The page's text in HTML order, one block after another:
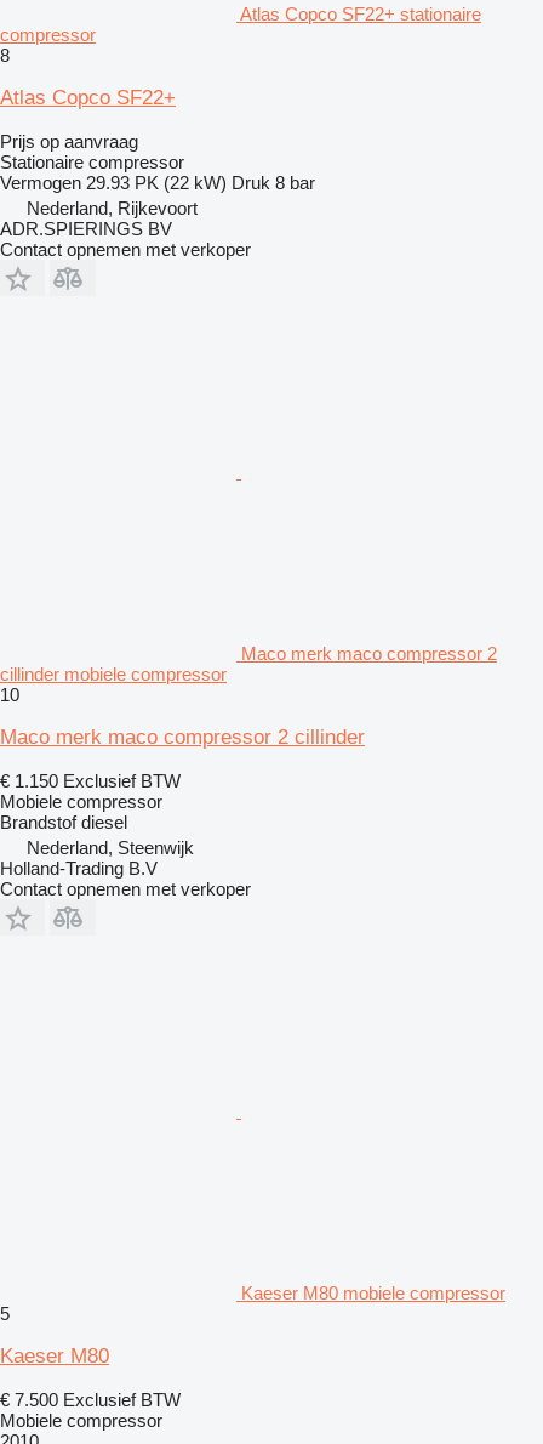
Atlas Copco SF22+ stationaire
compressor
8
Atlas Copco SF22+
Prijs op aanvraag
Stationaire compressor
Vermogen 29.93 PK (22 kW) Druk 8 bar
Nederland, Rijkevoort
ADR.SPIERINGS BV
Contact opnemen met verkoper
Maco merk maco compressor 2
cillinder mobiele compressor
10
Maco merk maco compressor 2 cillinder
€ 1.150 Exclusief BTW
Mobiele compressor
Brandstof diesel
Nederland, Steenwijk
Holland-Trading B.V
Contact opnemen met verkoper
Kaeser M80 mobiele compressor
5
Kaeser M80
€ 7.500 Exclusief BTW
Mobiele compressor